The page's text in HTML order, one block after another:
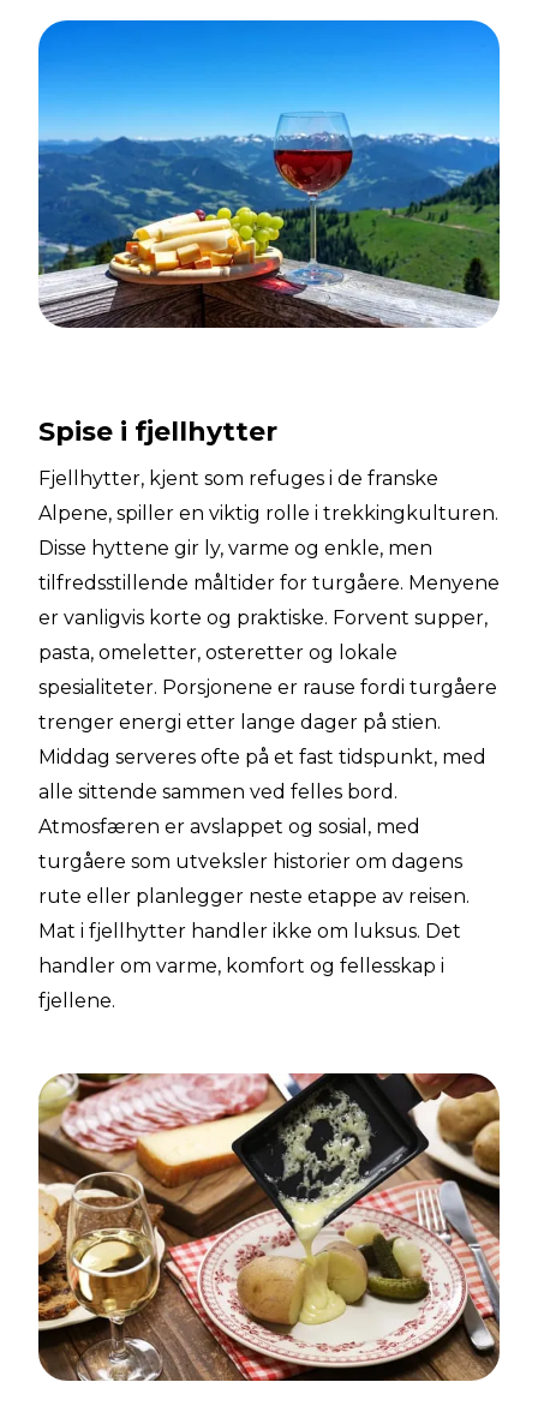
Spise i fjellhytter
Fjellhytter, kjent som refuges i de franske
Alpene, spiller en viktig rolle i trekkingkulturen.
Disse hyttene gir ly, varme og enkle, men
tilfredsstillende måltider for turgåere. Menyene
er vanligvis korte og praktiske. Forvent supper,
pasta, omeletter, osteretter og lokale
spesialiteter. Porsjonene er rause fordi turgåere
trenger energi etter lange dager på stien.
Middag serveres ofte på et fast tidspunkt, med
alle sittende sammen ved felles bord.
Atmosfæren er avslappet og sosial, med
turgåere som utveksler historier om dagens
rute eller planlegger neste etappe av reisen.
Mat i fjellhytter handler ikke om luksus. Det
handler om varme, komfort og fellesskap i
fjellene.